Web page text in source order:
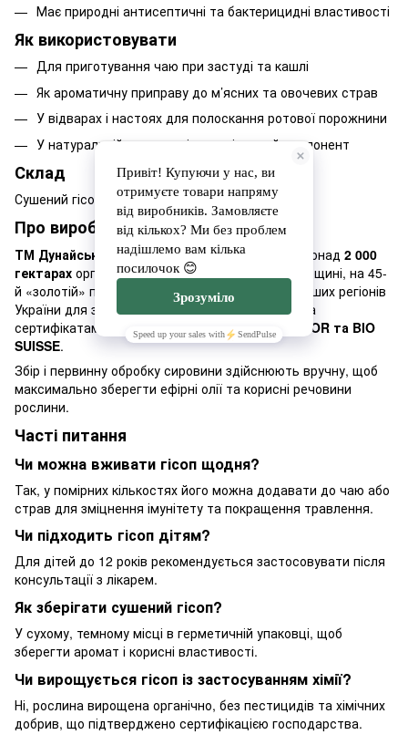
Має природні антисептичні та бактерицидні властивості
Як використовувати
Для приготування чаю при застуді та кашлі
Як ароматичну приправу до м’ясних та овочевих страв
У відварах і настоях для полоскання ротової порожнини
У натуральній косметиці як тонізуючий компонент
Склад
Сушений гісоп лікарський органічний
Про виробника
ТМ Дунайський Аграрійвирощує сировину на понад 2 000
гектарах органічної землі в селі Саф'яни на Одещині, на 45-
й «золотій» паралелі — одному з найсприятливіших регіонів
України для землеробства. Якість підтверджена
сертифікатами
«Органік Стандарт», UA-BIO, СOR та BIO
SUISSE.
Збір і первинну обробку сировини здійснюють вручну, щоб
максимально зберегти ефірні олії та корисні речовини
рослини.
Часті питання
Чи можна вживати гісоп щодня?
Так, у помірних кількостях його можна додавати до чаю або
страв для зміцнення імунітету та покращення травлення.
Чи підходить гісоп дітям?
Для дітей до 12 років рекомендується застосовувати після
консультації з лікарем.
Як зберігати сушений гісоп?
У сухому, темному місці в герметичній упаковці, щоб
зберегти аромат і корисні властивості.
Чи вирощується гісоп із застосуванням хімії?
Ні, рослина вирощена органічно, без пестицидів та хімічних
добрив, що підтверджено сертифікацією господарства.